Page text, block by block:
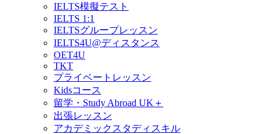
IELTS模擬テスト
IELTS 1:1
IELTSグループレッスン
IELTS4U@ディスタンス
OET4U
TKT
プライベートレッスン
Kidsコース
留学・Study Abroad UK＋
出張レッスン
アカデミックスタディスキル